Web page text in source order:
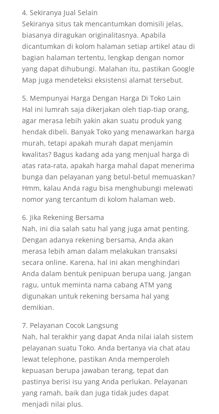
4. Sekiranya Jual Selain
Sekiranya situs tak mencantumkan domisili jelas,
biasanya diragukan originalitasnya. Apabila
dicantumkan di kolom halaman setiap artikel atau di
bagian halaman tertentu, lengkap dengan nomor
yang dapat dihubungi. Malahan itu, pastikan Google
Map juga mendeteksi eksistensi alamat tersebut.
5. Mempunyai Harga Dengan Harga Di Toko Lain
Hal ini lumrah saja dikerjakan oleh tiap-tiap orang,
agar merasa lebih yakin akan suatu produk yang
hendak dibeli. Banyak Toko yang menawarkan harga
murah, tetapi apakah murah dapat menjamin
kwalitas? Bagus kadang ada yang menjual harga di
atas rata-rata, apakah harga mahal dapat menerima
bunga dan pelayanan yang betul-betul memuaskan?
Hmm, kalau Anda ragu bisa menghubungi melewati
nomor yang tercantum di kolom halaman web.
6. Jika Rekening Bersama
Nah, ini dia salah satu hal yang juga amat penting.
Dengan adanya rekening bersama, Anda akan
merasa lebih aman dalam melakukan transaksi
secara online. Karena, hal ini akan menghindari
Anda dalam bentuk penipuan berupa uang. Jangan
ragu, untuk meminta nama cabang ATM yang
digunakan untuk rekening bersama hal yang
demikian.
7. Pelayanan Cocok Langsung
Nah, hal terakhir yang dapat Anda nilai ialah sistem
pelayanan suatu Toko. Anda bertanya via chat atau
lewat telephone, pastikan Anda memperoleh
kepuasan berupa jawaban terang, tepat dan
pastinya berisi isu yang Anda perlukan. Pelayanan
yang ramah, baik dan juga tidak judes dapat
menjadi nilai plus.